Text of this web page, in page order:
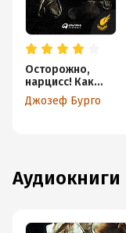
Осторожно,
нарцисс! Как
вести себя с
этими
Джозеф Бурго
аудиокниги